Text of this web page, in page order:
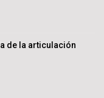
de la articulación